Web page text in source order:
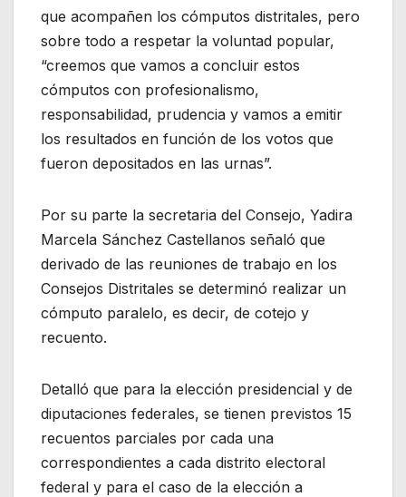
que acompañen los cómputos distritales, pero
sobre todo a respetar la voluntad popular,
“creemos que vamos a concluir estos
cómputos con profesionalismo,
responsabilidad, prudencia y vamos a emitir
los resultados en función de los votos que
fueron depositados en las urnas”.
Por su parte la secretaria del Consejo, Yadira
Marcela Sánchez Castellanos señaló que
derivado de las reuniones de trabajo en los
Consejos Distritales se determinó realizar un
cómputo paralelo, es decir, de cotejo y
recuento.
Detalló que para la elección presidencial y de
diputaciones federales, se tienen previstos 15
recuentos parciales por cada una
correspondientes a cada distrito electoral
federal y para el caso de la elección a